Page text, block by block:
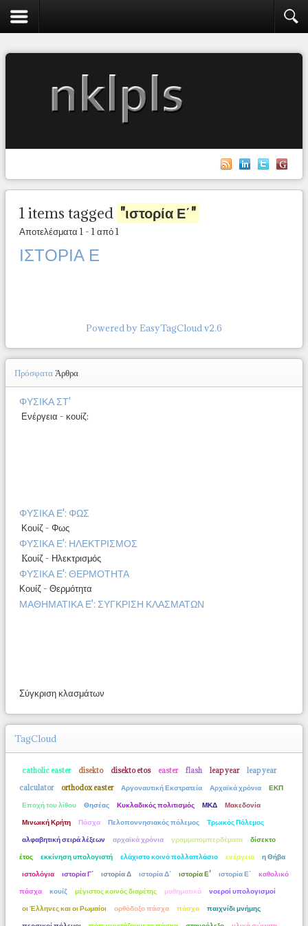
1 items tagged "ιστορία Ε΄"
Αποτελέσματα 1 - 1 από 1
ΙΣΤΟΡΙΑ Ε
Powered by EasyTagCloud v2.6
ΠρόσφαταΆρθρα
ΦΥΣΙΚΑ ΣΤ'
Ενέργεια - κουίζ:
ΦΥΣΙΚΑ Ε': ΦΩΣ
Κουίζ - Φως
ΦΥΣΙΚΑ Ε': ΗΛΕΚΤΡΙΣΜΟΣ
Kουίζ - Ηλεκτρισμός
ΦΥΣΙΚΑ Ε': ΘΕΡΜΟΤΗΤΑ
Κουίζ - Θερμότητα
ΜΑΘΗΜΑΤΙΚΑ Ε': ΣΥΓΚΡΙΣΗ ΚΛΑΣΜΑΤΩΝ
Σύγκριση κλασμάτων
TagCloud
catholic easter disekto disekto etos easter flash leap year
leap year
calculator
orthodox easter Αργοναυτική Εκστρατεία Αρχαϊκά χρόνια
ΕΚΠ
Εποχή του λίθου
Θησέας Κυκλαδικός πολιτισμός ΜΚΔ
Μακεδονία
Μινωική Κρήτη
Πάσχα Πελοποννησιακός πόλεμος
Τρωικός Πόλεμος
αλφαβητική σειρά λέξεων
αρχαϊκά χρόνια γραμματομπερδέματα
δίσεκτο
έτος
εκκίνηση υπολογιστή ελάχιστο κοινό πολλαπλάσιο ενέργεια
η Θήβα
ιστολόγια
ιστορία Γ΄ ιστορία Δ ιστορία Δ΄ ιστορία Ε' ιστορία Ε΄
καθολικό
πάσχα
κουίζ μέγιστος κοινός διαρέτης μαθηματικά
νοεροί υπολογισμοί
οι Έλληνες και οι Ρωμαίοι
ορθόδοξο πάσχα πάσχα
παιχνίδι μνήμης